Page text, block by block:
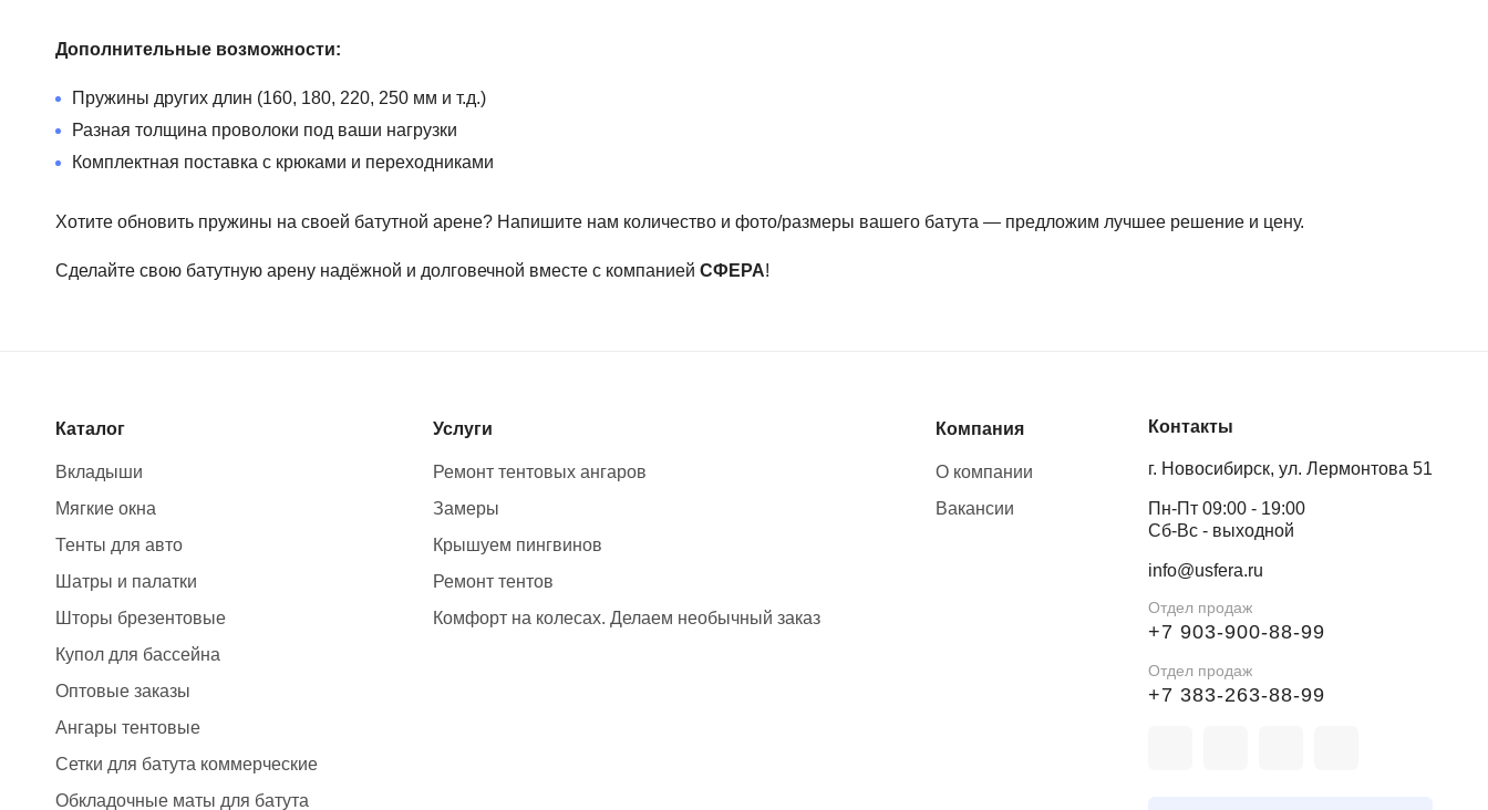
Нужны пружины точно под ваш батут? Укажите количество и размеры — подберём и рассчитаем стоимость в течение часа.
Дополнительные возможности:
Пружины других длин (160, 180, 220, 250 мм и т.д.)
Разная толщина проволоки под ваши нагрузки
Комплектная поставка с крюками и переходниками
Хотите обновить пружины на своей батутной арене? Напишите нам количество и фото/размеры вашего батута — предложим лучшее решение и цену.
Сделайте свою батутную арену надёжной и долговечной вместе с компанией СФЕРА!
Каталог
Вкладыши
Мягкие окна
Тенты для авто
Шатры и палатки
Шторы брезентовые
Купол для бассейна
Оптовые заказы
Ангары тентовые
Сетки для батута коммерческие
Обкладочные маты для батута
Услуги
Ремонт тентовых ангаров
Замеры
Крышуем пингвинов
Ремонт тентов
Комфорт на колесах. Делаем необычный заказ
Компания
О компании
Вакансии
Контакты
г. Новосибирск, ул. Лермонтова 51
Пн-Пт 09:00 - 19:00
Сб-Вс - выходной
info@usfera.ru
Отдел продаж
+7 903-900-88-99
Отдел продаж
+7 383-263-88-99